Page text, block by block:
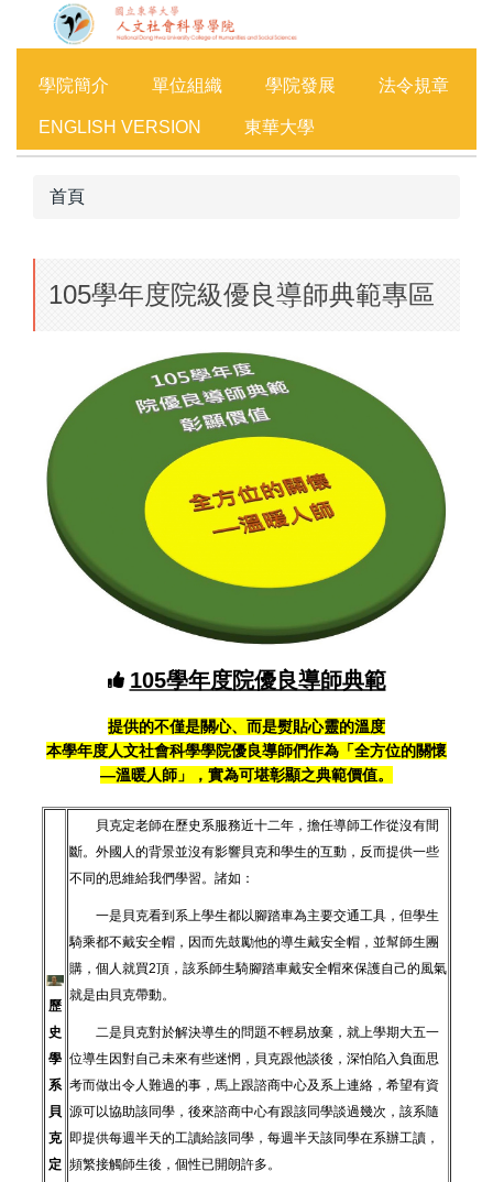
容
學院簡介 單位組織 學院發展 法令規章
ENGLISH VERSION 東華大學
首頁
105學年度院級優良導師典範專區
105學年度院優良導師典範
提供的不僅是關心、而是熨貼心靈的溫度
本學年度人文社會科學學院優良導師們作為「全方位的關懷
—溫暖人師」，實為可堪彰顯之典範價值。
歷
史
學
系
貝
克
定
貝克定老師在歷史系服務近十二年，擔任導師工作從沒有間
斷。外國人的背景並沒有影響貝克和學生的互動，反而提供一些
不同的思維給我們學習。諸如：
一是貝克看到系上學生都以腳踏車為主要交通工具，但學生
騎乘都不戴安全帽，因而先鼓勵他的導生戴安全帽，並幫師生團
購，個人就買2頂，該系師生騎腳踏車戴安全帽來保護自己的風氣
就是由貝克帶動。
二是貝克對於解決導生的問題不輕易放棄，就上學期大五一
位導生因對自己未來有些迷惘，貝克跟他談後，深怕陷入負面思
考而做出令人難過的事，馬上跟諮商中心及系上連絡，希望有資
源可以協助該同學，後來諮商中心有跟該同學談過幾次，該系隨
即提供每週半天的工讀給該同學，每週半天該同學在系辦工讀，
頻繁接觸師生後，個性已開朗許多。